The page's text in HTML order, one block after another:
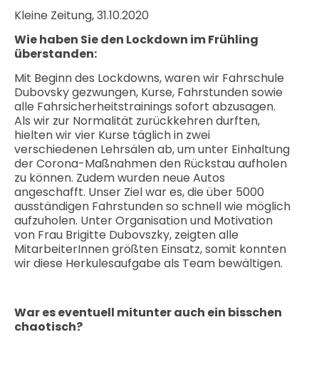
Kleine Zeitung, 31.10.2020
Wie haben Sie den Lockdown im Frühling
überstanden:
Mit Beginn des Lockdowns, waren wir Fahrschule
Dubovsky gezwungen, Kurse, Fahrstunden sowie
alle Fahrsicherheitstrainings sofort abzusagen.
Als wir zur Normalität zurückkehren durften,
hielten wir vier Kurse täglich in zwei
verschiedenen Lehrsälen ab, um unter Einhaltung
der Corona-Maßnahmen den Rückstau aufholen
zu können. Zudem wurden neue Autos
angeschafft. Unser Ziel war es, die über 5000
ausständigen Fahrstunden so schnell wie möglich
aufzuholen. Unter Organisation und Motivation
von Frau Brigitte Dubovszky, zeigten alle
MitarbeiterInnen größten Einsatz, somit konnten
wir diese Herkulesaufgabe als Team bewältigen.
War es eventuell mitunter auch ein bisschen
chaotisch?